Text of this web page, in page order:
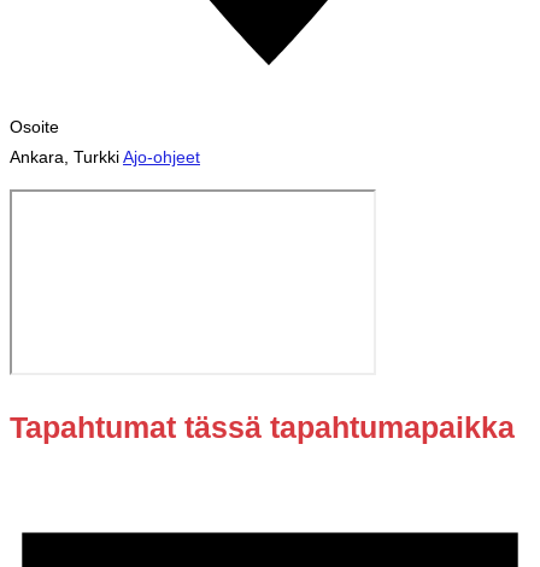
Osoite
Ankara TurkkiAjo-ohjeet
Tapahtumat tässä tapahtumapaikka